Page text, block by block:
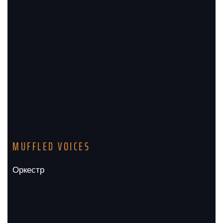
MUFFLED VOICES
Оркестр